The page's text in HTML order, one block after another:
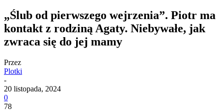
„Ślub od pierwszego wejrzenia”. Piotr ma
kontakt z rodziną Agaty. Niebywałe, jak
zwraca się do jej mamy
Przez
Plotki
-
20 listopada, 2024
0
78